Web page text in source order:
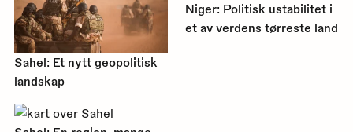
Sahel: Et nytt geopolitisk
landskap
Niger: Politisk ustabilitet i
et av verdens tørreste land